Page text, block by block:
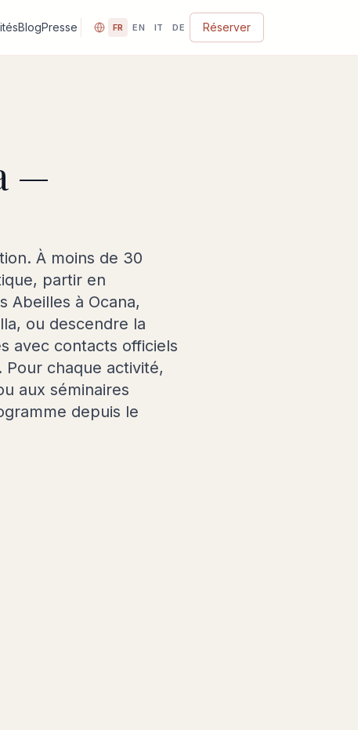
BlogPresse FR EN IT DE Réserver
—
À moins de 30
partir en
Abeilles à Ocana,
ou descendre la
avec contacts officiels
chaque activité,
aux séminaires
depuis le